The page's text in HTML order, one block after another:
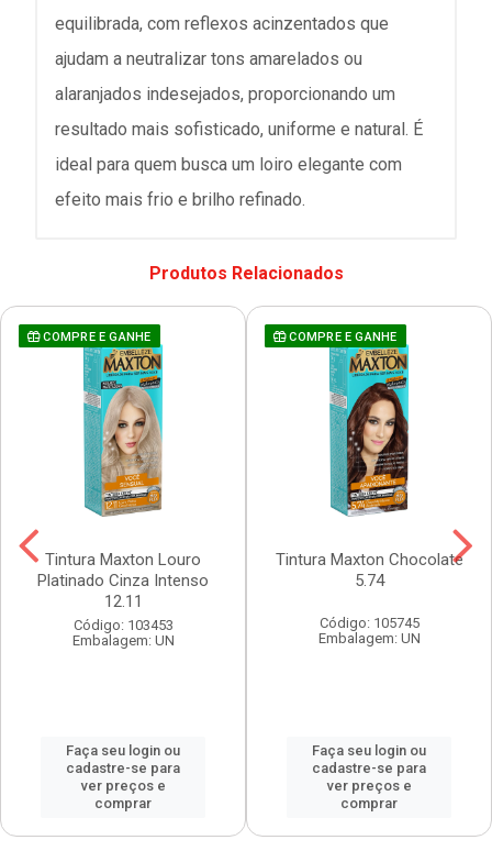
equilibrada, com reflexos acinzentados que
ajudam a neutralizar tons amarelados ou
alaranjados indesejados, proporcionando um
resultado mais sofisticado, uniforme e natural. É
ideal para quem busca um loiro elegante com
efeito mais frio e brilho refinado.
Produtos Relacionados
COMPRE E GANHE
Tintura Maxton Louro
Platinado Cinza Intenso
12.11
Código: 103453
Embalagem: UN
Faça seu login ou
cadastre-se para
ver preços e
comprar
COMPRE E GANHE
Tintura Maxton Chocolate
5.74
Código: 105745
Embalagem: UN
Faça seu login ou
cadastre-se para
ver preços e
comprar